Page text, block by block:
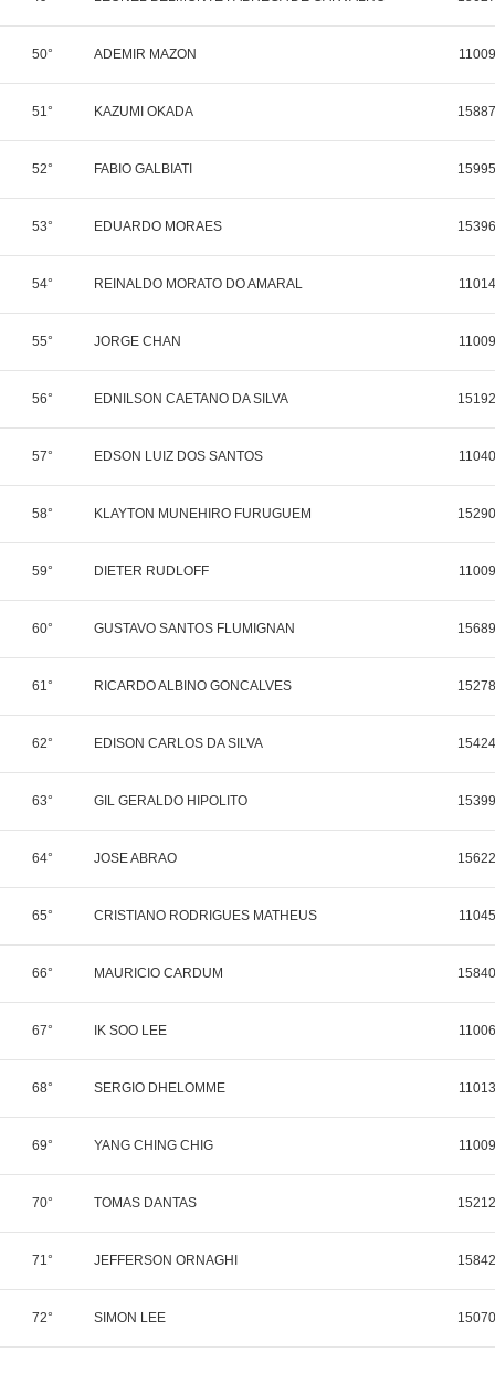
50° ADEMIR MAZON
51° KAZUMI OKADA
52° FABIO GALBIATI
53° EDUARDO MORAES
54° REINALDO MORATO DO AMARAL
55° JORGE CHAN
56° EDNILSON CAETANO DA SILVA
57° EDSON LUIZ DOS SANTOS
58° KLAYTON MUNEHIRO FURUGUEM
59° DIETER RUDLOFF
60° GUSTAVO SANTOS FLUMIGNAN
61° RICARDO ALBINO GONCALVES
62° EDISON CARLOS DA SILVA
63° GIL GERALDO HIPOLITO
64° JOSE ABRAO
65° CRISTIANO RODRIGUES MATHEUS
66° MAURICIO CARDUM
67° IK SOO LEE
68° SERGIO DHELOMME
69° YANG CHING CHIG
70° TOMAS DANTAS
71° JEFFERSON ORNAGHI
72° SIMON LEE